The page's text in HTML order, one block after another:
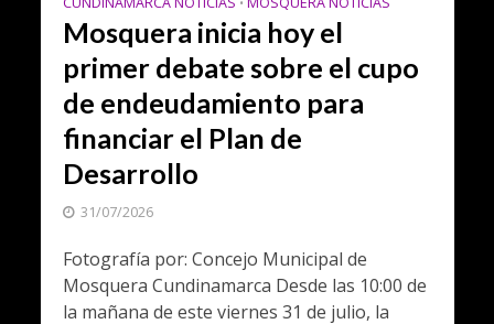
Mosquera inicia hoy el
primer debate sobre el cupo
de endeudamiento para
financiar el Plan de
Desarrollo
31/07/2026
Fotografía por: Concejo Municipal de
Mosquera Cundinamarca Desde las 10:00 de
la mañana de este viernes 31 de julio, la